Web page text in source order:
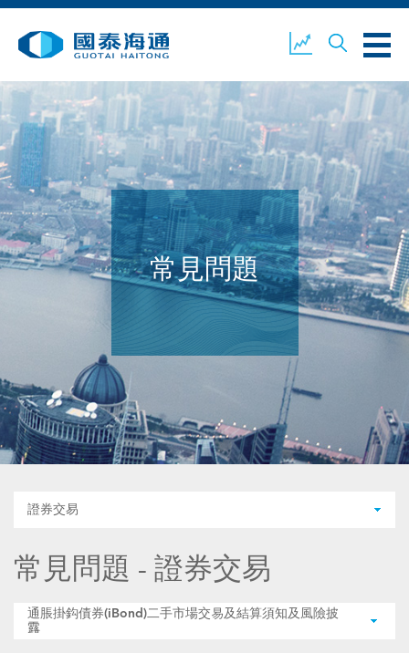
業務概覽 公司新聞
環境、社會及企業管治 國泰海通證券 聯絡我們
常見問題
證券交易
常見問題 - 證券交易
通脹掛鈎債券(iBond)二手市場交易及結算須知及風險披
露